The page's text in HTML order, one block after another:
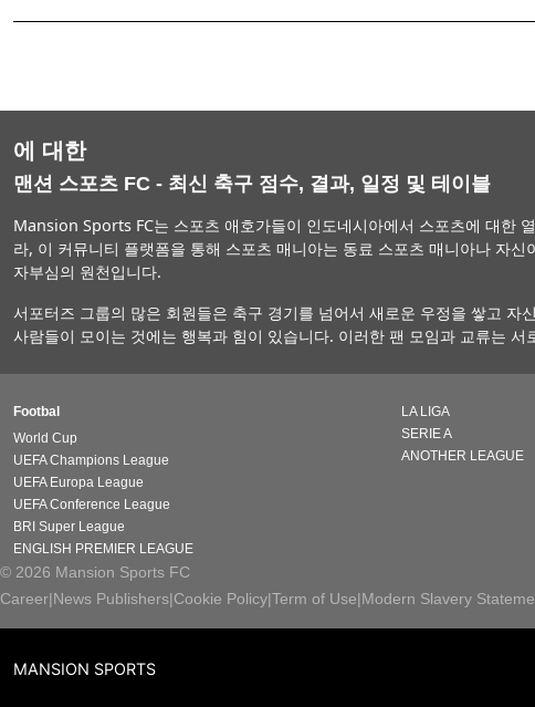
에 대한
맨션 스포츠 FC - 최신 축구 점수, 결과, 일정 및 테이블
Mansion Sports FC는 스포츠 애호가들이 인도네시아에서 스포츠에 대
라, 이 커뮤니티 플랫폼을 통해 스포츠 매니아는 동료 스포츠 매니아나 자
자부심의 원천입니다.
서포터즈 그룹의 많은 회원들은 축구 경기를 넘어서 새로운 우정을 쌓고
사람들이 모이는 것에는 행복과 힘이 있습니다. 이러한 팬 모임과 교류는
Footbal
World Cup
UEFA Champions League
UEFA Europa League
UEFA Conference League
BRI Super League
ENGLISH PREMIER LEAGUE
LA LIGA
SERIE A
ANOTHER LEAGUE
© 2026 Mansion Sports FC
Career|News Publishers|Cookie Policy|Term of Use|Modern Slavery
MANSION SPORTS